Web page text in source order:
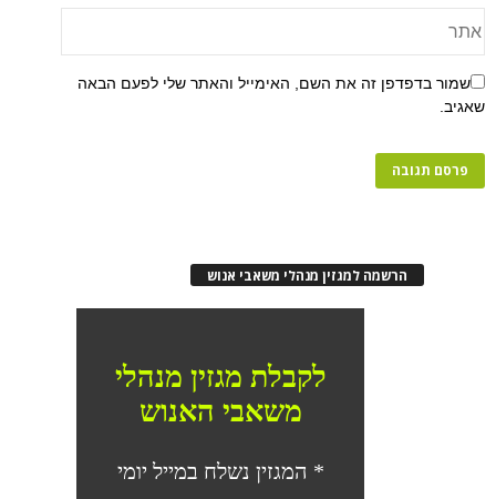
שמור בדפדפן זה את השם, האימייל והאתר שלי לפעם הבאה
שאגיב.
הרשמה למגזין מנהלי משאבי אנוש